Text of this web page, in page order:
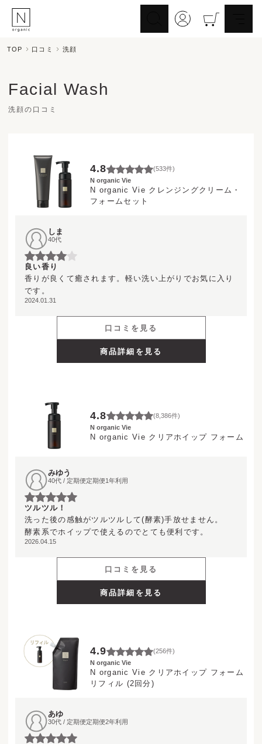
メイクアップ
Makeup
メイク落とし
Cleansing
洗顔
Face Wash
化粧水 マスク
美容液
Essence
UV Protector
TOP 口コミ 洗顔
Facial Wash
洗顔の口コミ
4.8 (533件)
N organic Vie
N organic Vie クレンジングクリーム・
フォームセット
しま
40代
良い香り
香りが良くて癒されます。軽い洗い上がりでお気に入り
です。
2024.01.31
口コミを見る
商品詳細を見る
4.8 (8,386件)
N organic Vie
N organic Vie クリアホイップ フォーム
みゆう
40代 / 定期便定期便1年利用
ツルツル！
洗った後の感触がツルツルして(酵素)手放せません。
酵素系でホイップで使えるのでとても便利です。
2026.04.15
口コミを見る
商品詳細を見る
4.9 (256件)
N organic Vie
N organic Vie クリアホイップ フォーム
リフィル (2回分)
あゆ
30代 / 定期便定期便2年利用